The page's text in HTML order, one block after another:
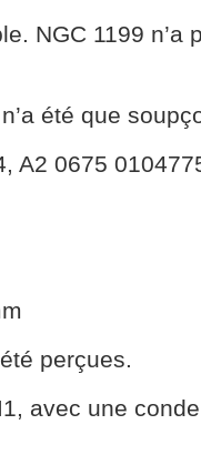
NGC 1199 n’a
été que
A2 0675
perçues.
avec une